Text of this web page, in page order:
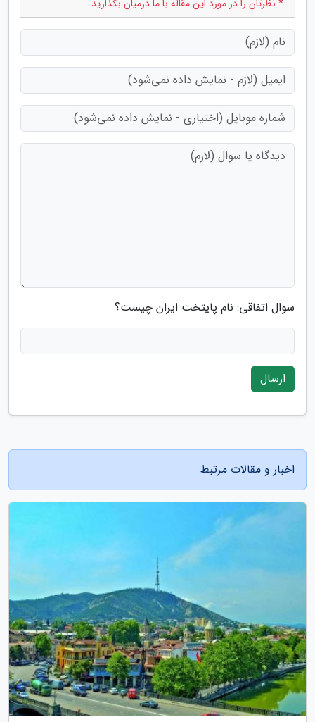
* نظرتان را در مورد این مقاله با ما درمیان بگذارید
سوال اتفاقی: نام پایتخت ایران چیست؟
ارسال
اخبار و مقالات مرتبط